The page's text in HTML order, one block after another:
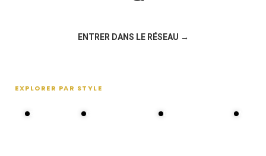
ENTRER DANS LE RÉSEAU →
EXPLORER PAR STYLE